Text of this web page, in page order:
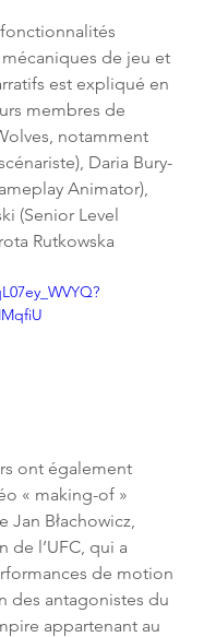
de jeu et
est expliqué en
membres de
notamment
Daria Bury-
Animator),
(Senior Level
Rutkowska
ont également
« making-of »
Jan Błachowicz,
de l’UFC, qui a
de motion
des antagonistes du
appartenant au